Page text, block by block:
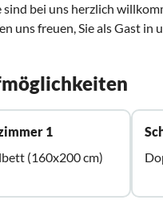
sind bei uns herzlich
uns freuen, Sie als Gast in
1
(160x200 cm)